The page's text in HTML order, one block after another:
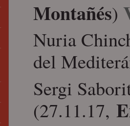
Montañés)
Nuria
del
Sergi
(27.11.17,